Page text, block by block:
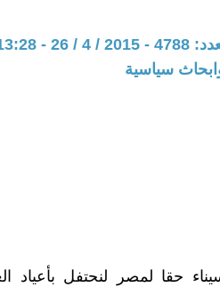
- 13:28
سياسية
حقا لمصر لنحتفل بأعياد